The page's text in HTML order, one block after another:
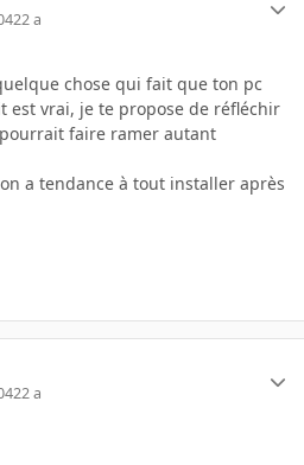
22 a
chose qui fait que ton pc
est vrai, je te propose de réfléchir
faire ramer autant
a tendance à tout installer après
22 a